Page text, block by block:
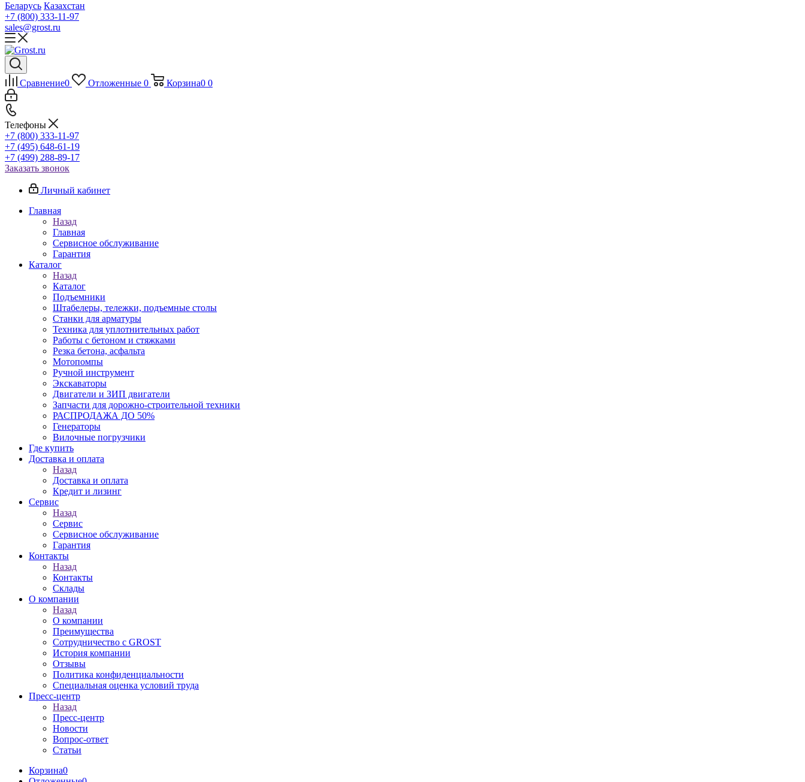
Беларусь Казахстан
+7 (800) 333-11-97
sales@grost.ru
Сравнение0 Отложенные 0 Корзина0 0
Телефоны
+7 (800) 333-11-97
+7 (495) 648-61-19
+7 (499) 288-89-17
Заказать звонок
Личный кабинет
Главная
Назад
Главная
Сервисное обслуживание
Гарантия
Каталог
Назад
Каталог
Подъемники
Штабелеры, тележки, подъемные столы
Станки для арматуры
Техника для уплотнительных работ
Работы с бетоном и стяжками
Резка бетона, асфальта
Мотопомпы
Ручной инструмент
Экскаваторы
Двигатели и ЗИП двигатели
Запчасти для дорожно-строительной техники
РАСПРОДАЖА ДО 50%
Генераторы
Вилочные погрузчики
Где купить
Доставка и оплата
Назад
Доставка и оплата
Кредит и лизинг
Сервис
Назад
Сервис
Сервисное обслуживание
Гарантия
Контакты
Назад
Контакты
Склады
О компании
Назад
О компании
Преимущества
Сотрудничество с GROST
История компании
Отзывы
Политика конфиденциальности
Специальная оценка условий труда
Пресс-центр
Назад
Пресс-центр
Новости
Вопрос-ответ
Статьи
Корзина0